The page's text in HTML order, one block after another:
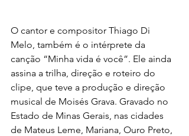
O cantor e compositor Thiago Di
Melo, também é o intérprete da
canção “Minha vida é você”. Ele ainda
assina a trilha, direção e roteiro do
clipe, que teve a produção e direção
musical de Moisés Grava. Gravado no
Estado de Minas Gerais, nas cidades
de Mateus Leme, Mariana, Ouro Preto,